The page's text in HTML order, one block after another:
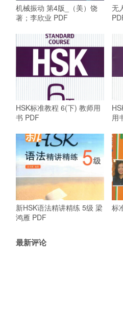
机械振动 第4版_（美）饶
著；李欣业 PDF
无
HSK标准教程 6(下) 教师用
书 PDF
用
新HSK语法精讲精练 5级 梁
鸿雁 PDF
标
最新评论